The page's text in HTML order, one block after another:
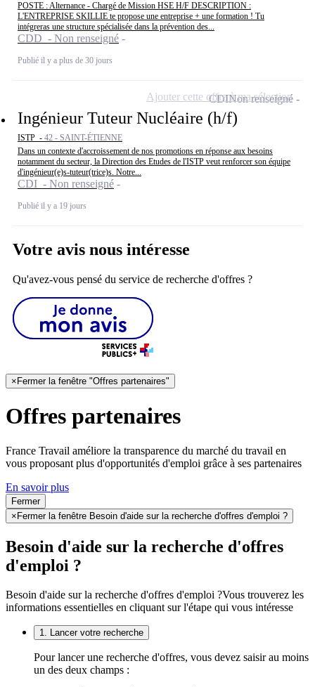
POSTE : Alternance - Chargé de Mission HSE H/F DESCRIPTION :
L'ENTREPRISE SKILLIE te propose une entreprise + une formation ! Tu
intégreras une structure spécialisée dans la prévention des...
CDD - Non renseigné
Publié il y a plus de 30 jours
Ingénieur Tuteur Nucléaire (h/f)
ISTP - 42 - SAINT-ÉTIENNE
Dans un contexte d'accroissement de nos promotions en réponse aux besoins
notamment du secteur, la Direction des Etudes de l'ISTP veut renforcer son équipe
d'ingénieur(e)s-tuteur(trice)s. Notre...
CDI - Non renseigné
Publié il y a 19 jours
CDINon renseigné
Ajouter cette offre à ma sélection
Votre avis nous intéresse
Qu'avez-vous pensé du service de recherche d'offres ?
× Fermer la fenêtre "Offres partenaires"
Offres partenaires
France Travail améliore la transparence du marché du travail en
vous proposant plus d'opportunités d'emploi grâce à ses partenaires
En savoir plus
Fermer
×Fermer la fenêtre Besoin d'aide sur la recherche d'offres d'emploi ?
Besoin d'aide sur la recherche d'offres
d'emploi ?
Besoin d'aide sur la recherche d'offres d'emploi ?Vous trouverez les
informations essentielles en cliquant sur l'étape qui vous intéresse
1. Lancer votre recherche
Pour lancer une recherche d'offres, vous devez saisir au moins
un des deux champs :